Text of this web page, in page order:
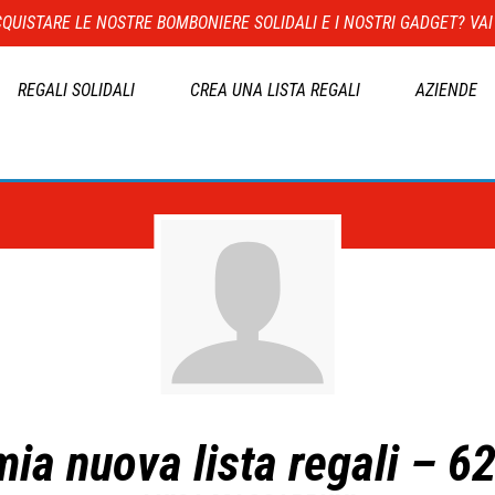
LE NOSTRE BOMBONIERE SOLIDALI E I NOSTRI GADGET?
REGALI SOLIDALI CREA UNA LISTA REGALI AZIENDE
nuova lista regali –